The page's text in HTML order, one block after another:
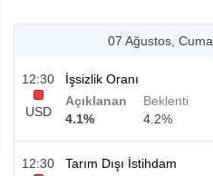
07 Ağustos, Cuma
12:30
USD
İşsizlik Oranı
Açıklanan
4.1%
Beklenti
4.2%
12:30
Tarım Dışı İstihdam